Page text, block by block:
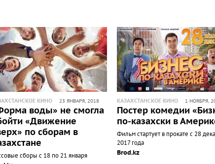
КИНО 23 ЯНВАРЯ, 2018
воды» не смогла
«Движение
по сборам в
сборы с 18 по 21 января
КАЗАХСТАНСКОЕ КИНО 1 НОЯБРЯ,
Постер комедии
по-казахски в
Фильм стартует в прокате с 28
2017 года
Brod.kz